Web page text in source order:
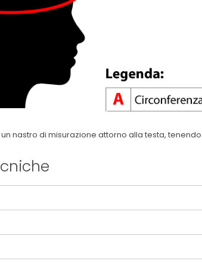
un nastro di misurazione attorno alla testa,